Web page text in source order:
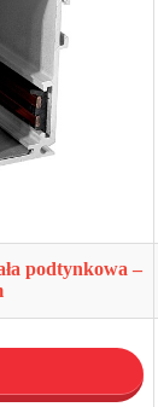
podtynkowa –